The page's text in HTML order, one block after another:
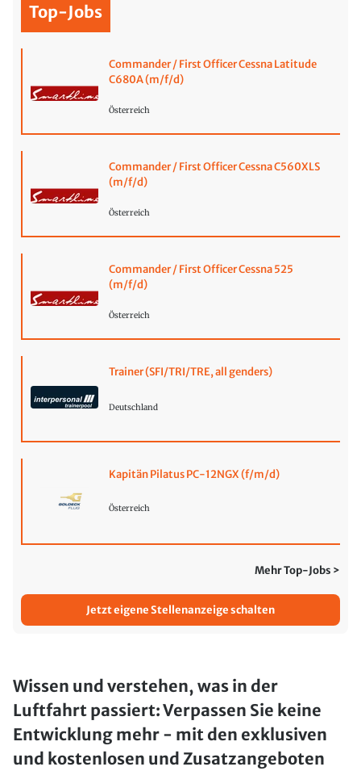
Top-Jobs
Commander / First Officer Cessna Latitude
C680A (m/f/d)
Österreich
Commander / First Officer Cessna C560XLS
(m/f/d)
Österreich
Commander / First Officer Cessna 525
(m/f/d)
Österreich
Trainer (SFI/TRI/TRE, all genders)
Deutschland
Kapitän Pilatus PC-12NGX (f/m/d)
Österreich
Mehr Top-Jobs >
Jetzt eigene Stellenanzeige schalten
Wissen und verstehen, was in der
Luftfahrt passiert: Verpassen Sie keine
Entwicklung mehr - mit den exklusiven
und kostenlosen und Zusatzangeboten